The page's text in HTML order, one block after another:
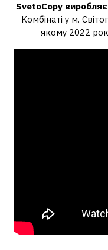
SvetoCopy
Комбінаті у м.
якому 2022